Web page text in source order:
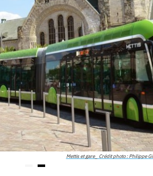
Mettis et gare_ Crédit photo : Philippe